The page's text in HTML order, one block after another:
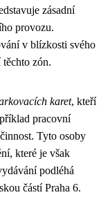
zásadní
provozu.
v blízkosti svého
zón.
karet, kteří
pracovní
Tyto osoby
které je však
podléhá
částí Praha 6.